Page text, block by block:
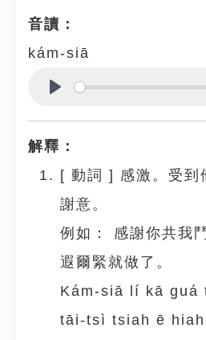
音讀：
kám-siā
解釋：
[ 動詞 ] 感激。受到
謝意。
例如：
感謝你共我
遐爾緊就做了。
Kám-siā lí kā guá
tāi-tsì tsiah ē